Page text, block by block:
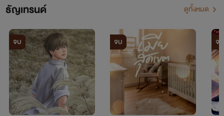
ธัญเทรนด์ ดูทั้งหมด
จบ จบ จบ